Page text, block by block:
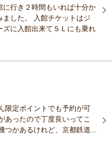
に行き２時間もいれば十分か
した。 入館チケットはジ
ズに入館出来てＳＬにも乗れ
限定ポイントでも予約が可
あったので丁度良いってこ
かあるけれど、京都鉄道...